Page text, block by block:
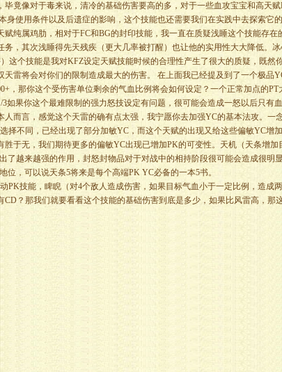
毕竟像对于毒来说，清冷的基础伤害要高的多，对于一些血攻宝宝和高天
身使用条件以及后遗症的影响，这个技能也还需要我们在实践中去探索它
赋纯属鸡肋，相对于FC和BG的封印技能，我一直在质疑浅睡这个技能存在
务，其次浅睡得先天残疾（更大几率被打醒）也让他的实用性大大降低。
这个技能是我对KFZ设定天赋技能时候的合理性产生了很大的质疑，既然
天雷将会对你们的限制造成最大的伤害。 在上面我已经提及到了一个极品
，那你这个受伤害单位剩余的气血比例将会如何设定？一个正常加点的PT
3如果你这个最难限制的强力怒技设定有问题，很可能会造成一怒以后只有
人而言，感觉这个天雷的确有点太强，我宁愿你去加强YC的基本法攻。一
择不同，已经出现了部分加敏YC，而这个天赋的出现又给这些偏敏YC增
胜于无，我们期待更多的偏敏YC出现已增加PK的可变性。天机（天条增
了越来越强的作用，封怒封物品对于对战中的相持阶段很可能会造成很明
位，可以说天条5将来是每个高端PK YC必备的一本5书。
技能，睥睨（对4个敌人造成伤害，如果目标气血小于一定比例，造成
CD？那我们就要看看这个技能的基础伤害到底是多少，如果比风雷高，那